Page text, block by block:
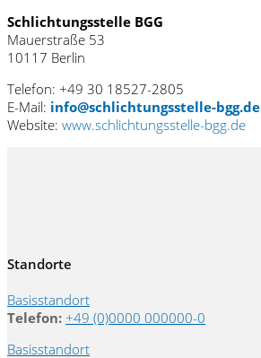
Schlichtungsstelle BGG
Mauerstraße 53
10117 Berlin
Telefon: +49 30 18527-2805
E-Mail: info@schlichtungsstelle-bgg.de
Website: www.schlichtungsstelle-bgg.de
Standorte
Basisstandort
Telefon: +49 (0)0000 000000-0
Basisstandort